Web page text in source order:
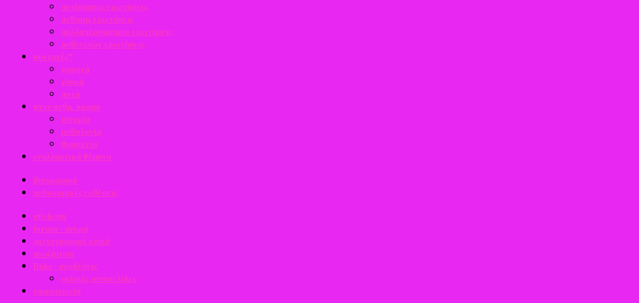
ποτίσματος ερωτήσεις
άνθισης ερωτήσεις
πολλαπλασιασμού ερωτήσεις
ασθενειών ερωτήσεις
συνταγές*
φαγητά
γλυκά
ποτά
στον ανθρ. κόσμο
ιστορία
μυθολογία
θρησκεία
εναλλακτικά θέματα
βιογραφικό
ανθοκομικές εκθέσεις
σύνδεση
forum - αγορά
φωτογραφικό υλικό
αναζήτηση
links - συνδέσεις
φιλικές ιστοσελίδες
επικοινωνία